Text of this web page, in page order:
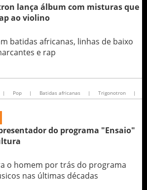
lança álbum com misturas que
ao violino
batidas africanas, linhas de baixo
e rap
| Pop | Batidas africanas | Trigonotron |
do programa "Ensaio"
o homem por trás do programa
nas últimas décadas